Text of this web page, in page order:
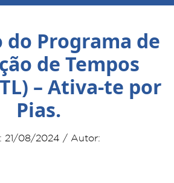
do Programa de
de Tempos
– Ativa-te por
Pias.
21/08/2024 / Autor: